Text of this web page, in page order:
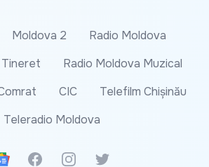
Moldova 2
Radio Moldova
Tineret
Radio Moldova Muzical
CIC
Telefilm Chișinău
Teleradio Moldova
News
FacebookInstagramTwitter